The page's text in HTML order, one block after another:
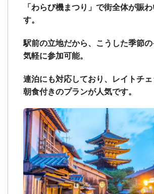
「わらび機まつり」で街全体が賑
す。
駅前の立地だから、こうした季節
気軽に参加可能。
連泊にも対応しており、レイトチ
朝食付きのプランが人気です。